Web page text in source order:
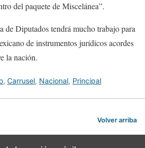
del paquete de Miscelánea”.
de Diputados tendrá mucho trabajo para
de instrumentos jurídicos acordes
la nación.
, Carrusel, Nacional, Principal
Volver arriba